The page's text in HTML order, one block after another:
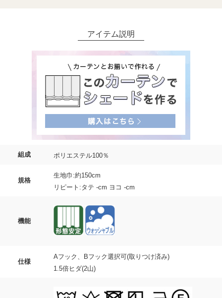
組成 ポリエステル100％
規格
生地巾:約150cm
リピート:タテ -cm ヨコ -cm
機能
仕様
Aフック、Bフック選択可(取りつけ済み)
1.5倍ヒダ(2山)